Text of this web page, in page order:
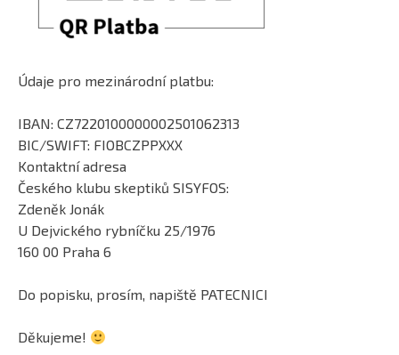
Údaje pro mezinárodní platbu:
IBAN: CZ7220100000002501062313
BIC/SWIFT: FIOBCZPPXXX
Kontaktní adresa
Českého klubu skeptiků SISYFOS:
Zdeněk Jonák
U Dejvického rybníčku 25/1976
160 00 Praha 6
Do popisku, prosím, napiště PATECNICI
Děkujeme!